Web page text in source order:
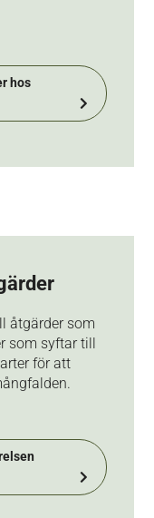
hos
åtgärder som
som syftar till
för att